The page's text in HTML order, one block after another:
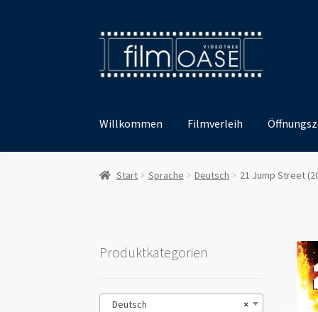
Zur
Navigation
springen
Zum
Inhalt
springen
Willkommen Filmverleih
Start Sprache Deutsch 21 Jump Street
Produktkategorien
×
Deutsch